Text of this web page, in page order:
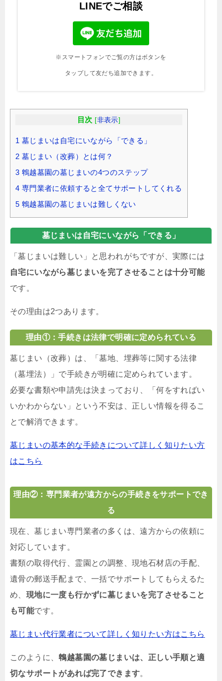
LINEでご相談
※スマートフォンでご覧の方はボタンを
タップして友だち追加できます。
目次 [非表示]
1 墓じまいは自宅にいながら「できる」
2 墓じまい（改葬）とは何？
3 鵯越墓園の墓じまいの4つのステップ
4 専門業者に依頼すると全てサポートしてくれる
5 鵯越墓園の墓じまいは難しくない
墓じまいは自宅にいながら「できる」
「墓じまいは難しい」と思われがちですが、実際には
自宅にいながら墓じまいを完了させることは十分可能
です。
その理由は2つあります。
理由①：手続きは法律で明確に定められている
墓じまい（改葬）は、「墓地、埋葬等に関する法律
（墓埋法）」で手続きが明確に定められています。
必要な書類や申請先は決まっており、「何をすればい
いかわからない」という不安は、正しい情報を得るこ
とで解消できます。
墓じまいの基本的な手続きについて詳しく知りたい方
はこちら
理由②：専門業者が遠方からの手続きをサポートでき
る
現在、墓じまい専門業者の多くは、遠方からの依頼に
対応しています。
書類の取得代行、霊園との調整、現地石材店の手配、
遺骨の郵送手配まで、一括でサポートしてもらえるた
め、 現地に一度も行かずに墓じまいを完了させること
も可能です。
墓じまい代行業者について詳しく知りたい方はこちら
このように、鵯越墓園の墓じまいは、正しい手順と適
切なサポートがあれば完了できます。